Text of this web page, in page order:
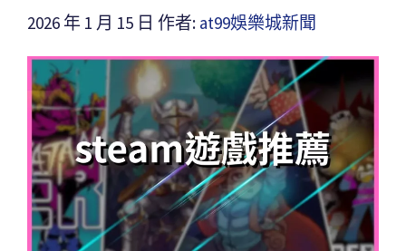
2026 年 1 月 15 日 作者: at99娛樂城新聞